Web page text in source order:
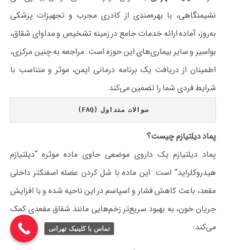
نشیمنگاهی، با بهره‌مندی از کادری مجرب و تجهیزات پزشکی
به‌روز، آماده ارائه خدمات جامع در زمینه تشخیص و مداوای شقاق،
بواسیر و سایر بیماری‌های این حوزه است. مراجعه به چنین مرکزی،
اطمینان از دریافت یک برنامه درمانی ایمن، موثر و متناسب با
شرایط فردی شما را تضمین می‌کند.
سوالات متداول (FAQ)
پماد دیلتیازم چیست؟
پماد دیلتیازم یک داروی موضعی حاوی ماده موثره “دیلتیازم
هیدروکلراید” است. این ماده با شل کردن عضله اسفنکتر داخلی
مقعد، باعث کاهش فشار و اسپاسم در این ناحیه شده و با افزایش
جریان خون، به بهبود سریع‌تر زخم‌هایی مانند شقاق مقعدی کمک
می‌کند.
تماس با کلینیک تهرانی